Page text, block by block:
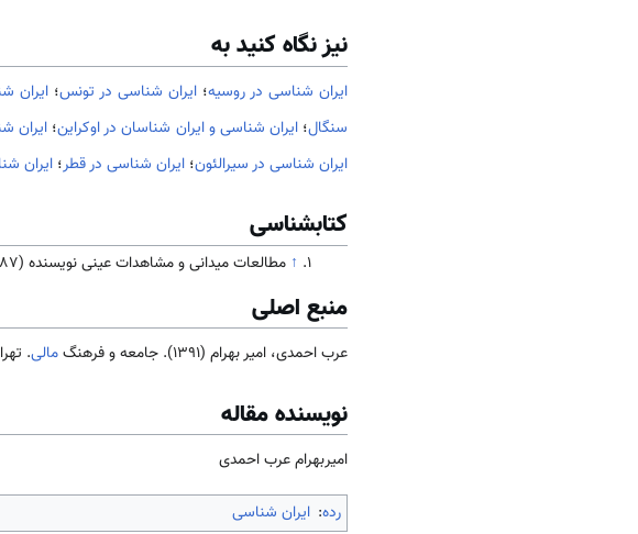
نیز نگاه کنید به
ایران شناسی در روسیه؛ایران شناسی در تونس؛ایران
سنگال؛ایران شناسی و ایران شناسان در اوکراین؛ ایران
ایران شناسی در سیرالئون؛ ایران شناسی در قطر؛ ایران
کتابشناسی
↑ مطالعات ميدانی و مشاهدات عينی نويسنده (1387).
منبع اصلی
عرب احمدی، امیر بهرام (1391). جامعه و فرهنگ مالی.
نویسنده مقاله
امیربهرام عرب احمدی
رده: ایران شناسی